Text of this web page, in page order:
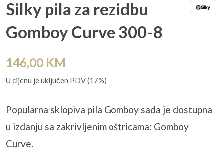
Silky pila za rezidbu
Gomboy Curve 300-8
146,00 KM
U cijenu je uključen PDV (17%)
Popularna sklopiva pila Gomboy sada je dostupna
u izdanju sa zakrivljenim oštricama: Gomboy
Curve.